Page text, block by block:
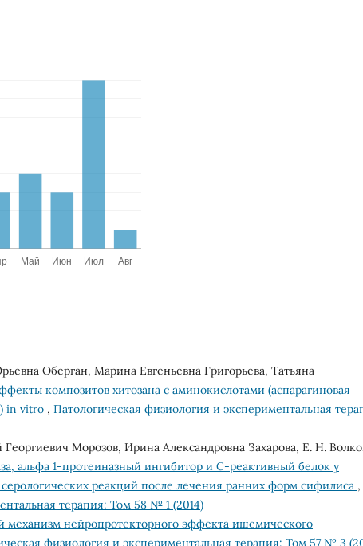
Оберган, Марина Евгеньевна Григорьева, Татьяна
композитов хитозана с аминокислотами (аспарагиновая
in vitro , Патологическая физиология и экспериментальная
Морозов, Ирина Александровна Захарова, Е. Н.
альфа 1-протеиназный ингибитор и С-реактивный белок у
реакций после лечения ранних форм сифилиса ,
терапия: Том 58 № 1 (2014)
механизм нейропротекторного эффекта ишемического
физиология и экспериментальная терапия: Том 57 № 3